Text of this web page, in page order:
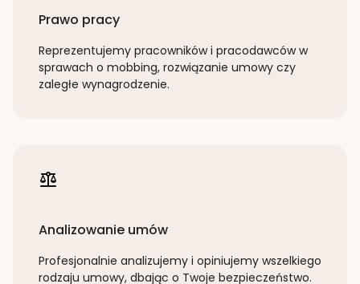
Prawo pracy
Reprezentujemy pracowników i pracodawców w
sprawach o mobbing, rozwiązanie umowy czy
zaległe wynagrodzenie.
Analizowanie umów
Profesjonalnie analizujemy i opiniujemy wszelkiego
rodzaju umowy, dbając o Twoje bezpieczeństwo.